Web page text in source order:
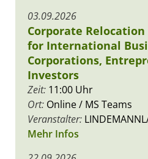
03.09.2026
Corporate
for International
Corporations,
Investors
Zeit: 11:00 Uhr
Ort: Online / MS Teams
Veranstalter:
Mehr Infos